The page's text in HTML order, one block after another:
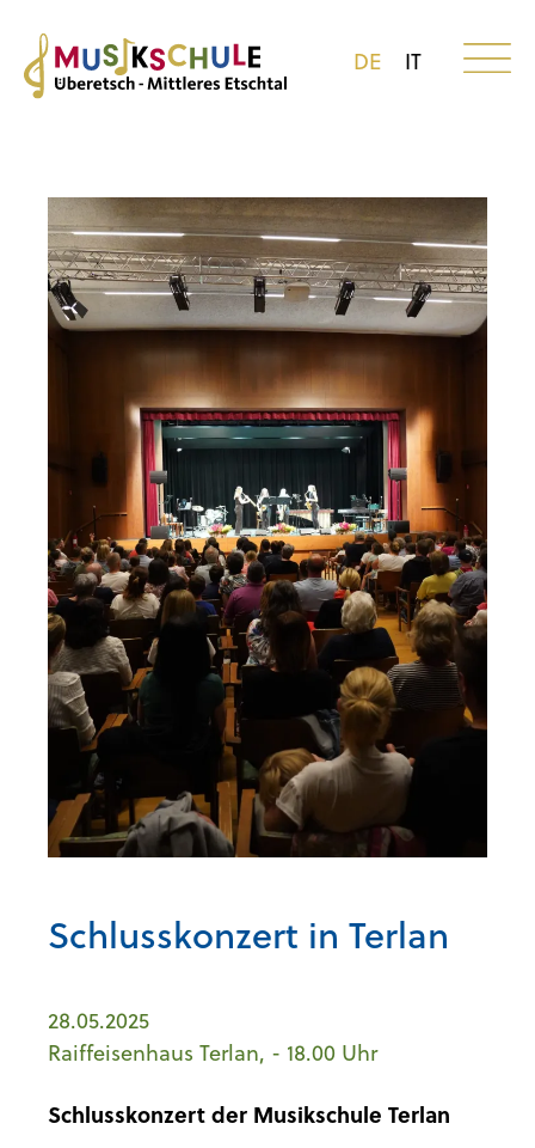
DE IT
Schlusskonzert in Terlan
28.05.2025
Raiffeisenhaus Terlan, - 18.00 Uhr
Schlusskonzert der Musikschule Terlan